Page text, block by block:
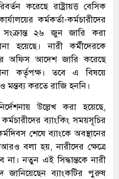
করেছে রাষ্ট্রায়ত্ত বেসিক
কর্মকর্তা-কর্মচারীদের
২৬ জুন জারি করা
হয়েছে। নারী কর্মীদেরকে
অফিস আদেশ জারি করেছে
কর্তৃপক্ষ। তবে এ বিষয়ে
মন্তব্য করতে রাজি হননি।
উল্লেখ করা হয়েছে,
ব্যাংকিং সময়সূচির
শেষে ব্যাংকে অবস্থানের
বলা হয়, নারীদের ক্ষেত্রে
নতুন এই সিদ্ধান্তকে নারী
জানিয়েছেন ব্যাংকটির পুরুষ